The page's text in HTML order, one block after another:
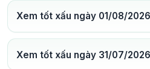
Xem tốt xấu ngày 01/08/2026
Xem tốt xấu ngày 31/07/2026